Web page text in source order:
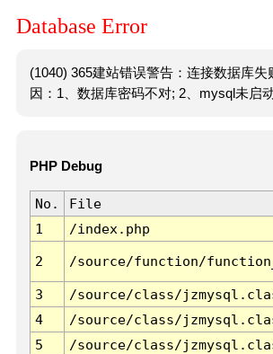
Database Error
(1040) 365建站错误警告：连接数据库失
因：1、数据库密码不对; 2、mysql未启动
PHP Debug
No. File
1
/index.php
2 /source/function/
3 /source/class/
4
/source/class/
5
/source/class/